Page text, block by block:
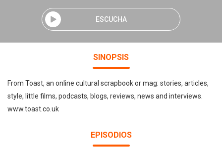
ESCUCHA
SINOPSIS
From Toast, an online cultural scrapbook or mag: stories, articles,
style, little films, podcasts, blogs, reviews, news and interviews.
www.toast.co.uk
EPISODIOS